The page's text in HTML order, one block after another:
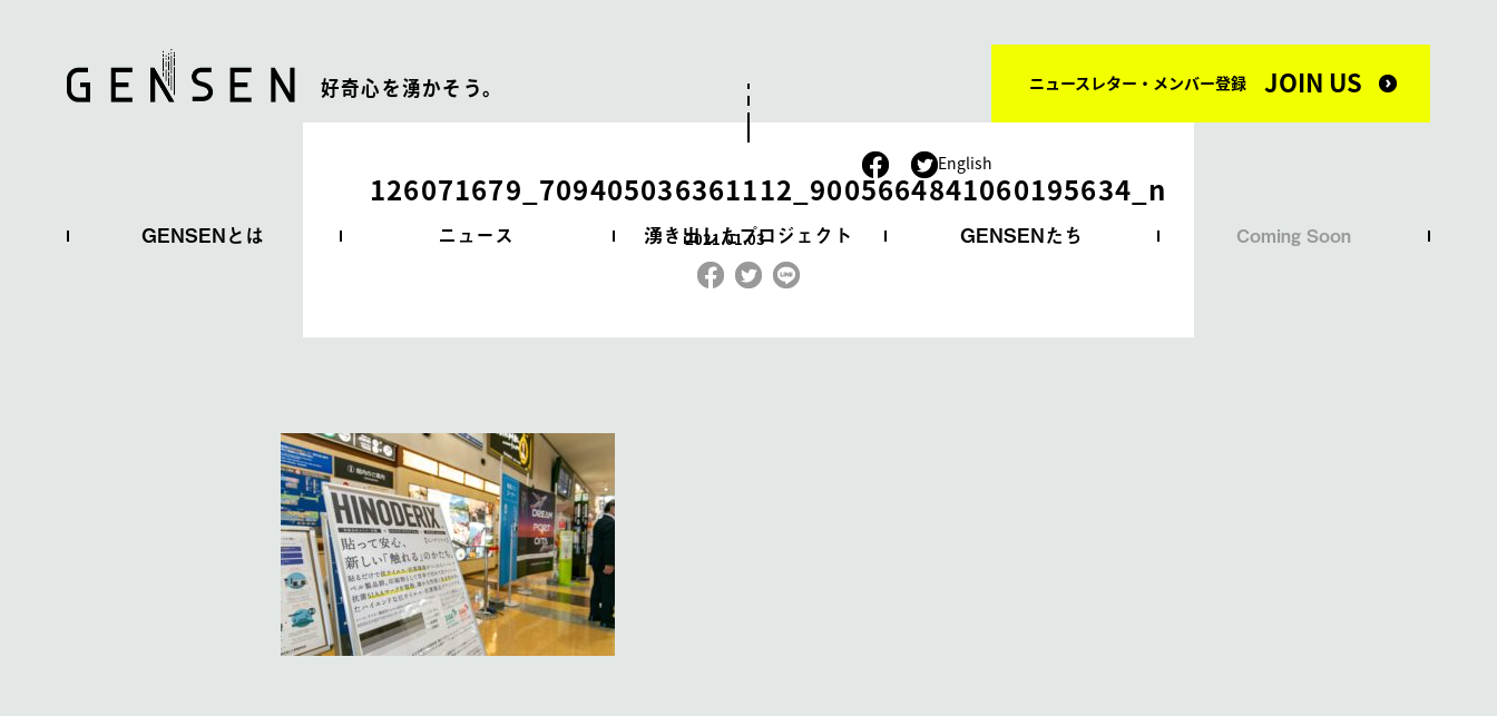
好奇心を湧かそう。 ニュースレター・メンバー登録 JOIN US
English
GENSENとは ニュース 湧き出したプロジェクト GENSENたち Coming Soon
126071679_709405036361112_9005664841060195634_n
2021.01.03